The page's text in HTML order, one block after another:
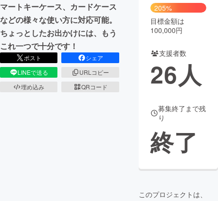
マートキーケース、カードケース
などの様々な使い方に対応可能。
ちょっとしたお出かけには、もう
これ一つで十分です！
ポスト
シェア
LINEで送る
URLコピー
埋め込み
QRコード
205%
目標金額は
100,000円
支援者数
26人
募集終了まで残
り
終了
このプロジェクトは、